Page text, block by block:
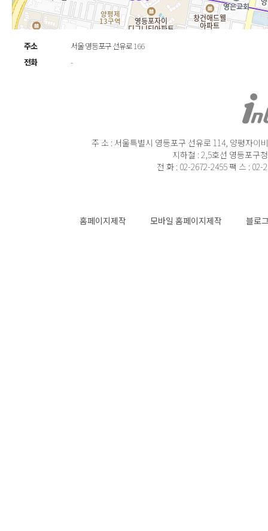
주소
서울 영등포구 선유로 166
전화
-
주 소 : 서울특별시 영등포구 선유로 114, 양평자이
지하철 : 2,5호선 영등포구
전 화 : 02-2672-2455 팩 스 :
홈페이지제작 모바일 홈페이지제작 블로